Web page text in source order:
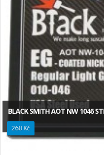
BLACK SMITH AOT NW 1046
260 Kč